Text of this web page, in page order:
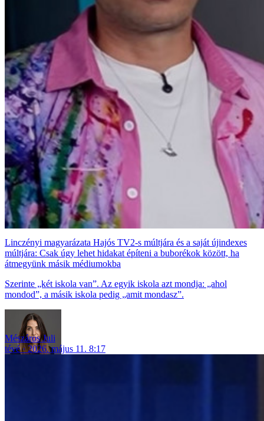
Linczényi magyarázata Hajós TV2-s múltjára és a saját újindexes
múltjára: Csak úgy lehet hidakat építeni a buborékok között, ha
átmegyünk másik médiumokba
Szerinte „két iskola van”. Az egyik iskola azt mondja: „ahol
mondod”, a másik iskola pedig „amit mondasz”.
Mészáros Juli
tévé
2026. május 11. 8:17